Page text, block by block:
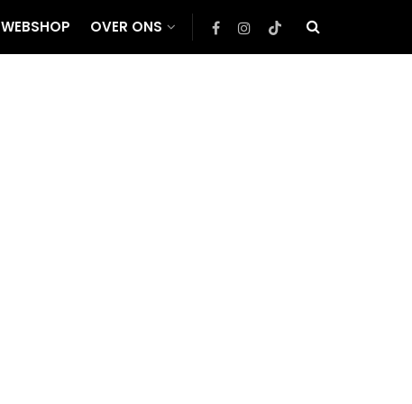
WEBSHOP OVER ONS